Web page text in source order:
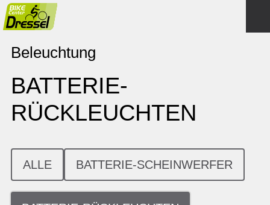
Beleuchtung
BATTERIE-
RÜCKLEUCHTEN
ALLE BATTERIE-SCHEINWERFER